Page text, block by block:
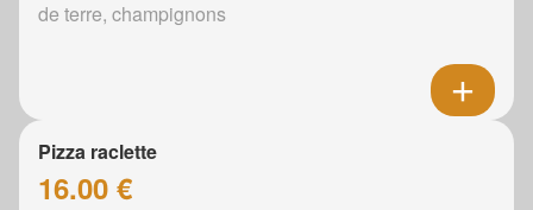
de terre, champignons
Pizza raclette
16.00 €